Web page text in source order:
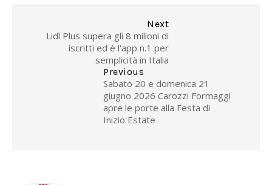
Next
Lidl Plus supera gli 8 milioni di
iscritti ed è l'app n.1 per
semplicità in Italia
Previous
Sabato 20 e domenica 21
giugno 2026 Carozzi Formaggi
apre le porte alla Festa di
Inizio Estate